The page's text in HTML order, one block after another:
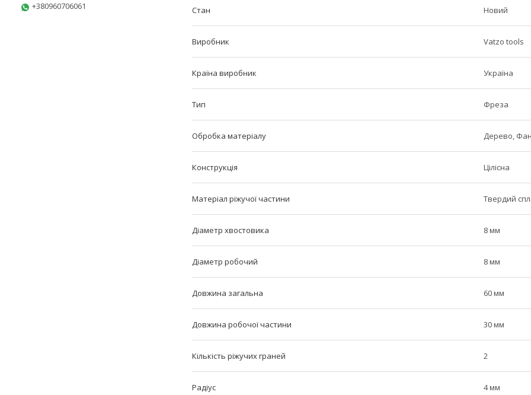
Стан Новий
Виробник Vatzo tools
Країна виробник Україна
Тип Фреза
Обробка матеріалу Дерево,
Конструкція Цілісна
Матеріал ріжучої частини Твердий
Діаметр хвостовика 8 мм
Діаметр робочий 8 мм
Довжина загальна 60 мм
Довжина робочої частини 30 мм
Кількість ріжучих граней 2
Радіус 4 мм
+380960706061